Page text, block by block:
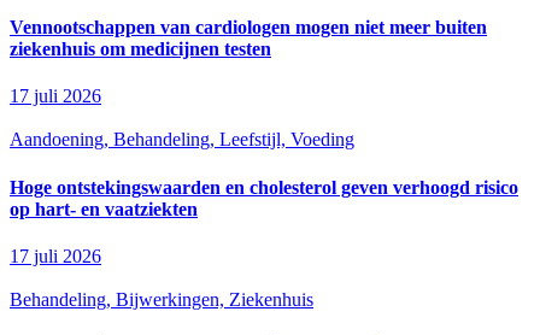
Vennootschappen van cardiologen mogen niet meer buiten
ziekenhuis om medicijnen testen
17 juli 2026
Aandoening, Behandeling, Leefstijl, Voeding
Hoge ontstekingswaarden en cholesterol geven verhoogd risico
op hart- en vaatziekten
17 juli 2026
Behandeling, Bijwerkingen, Ziekenhuis